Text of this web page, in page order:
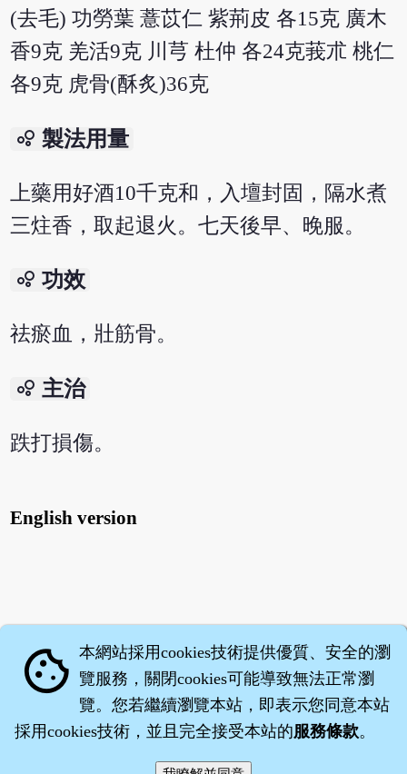
(去毛) 功勞葉 薏苡仁 紫荊皮 各15克 廣木
香9克 羌活9克 川芎 杜仲 各24克莪朮 桃仁
各9克 虎骨(酥炙)36克
bubble_chart 製法用量
上藥用好酒10千克和，入壇封固，隔水煮
三炷香，取起退火。七天後早、晚服。
bubble_chart 功效
祛瘀血，壯筋骨。
bubble_chart 主治
跌打損傷。
English version
cookie 本網站採用cookies技術提供優質、安全的瀏
覽服務，關閉cookies可能導致無法正常瀏
覽。您若繼續瀏覽本站，即表示您同意本站
採用cookies技術，並且完全接受本站的服務條款。